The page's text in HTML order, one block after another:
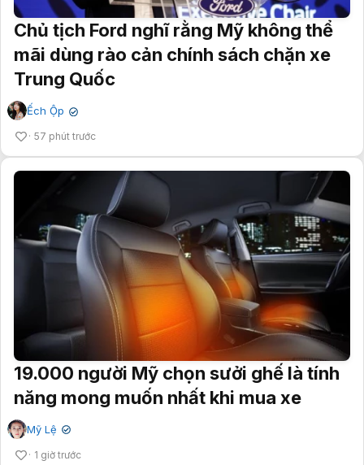
Chủ tịch Ford nghĩ rằng Mỹ không thể
mãi dùng rào cản chính sách chặn xe
Trung Quốc
Ếch Ộp ✔
57 phút trước
19.000 người Mỹ chọn sưởi ghế là tính
năng mong muốn nhất khi mua xe
Mỹ Lệ ✔
1 giờ trước